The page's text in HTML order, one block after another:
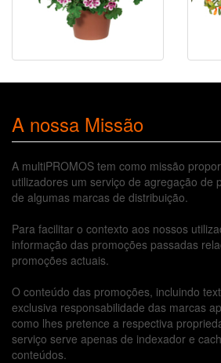
A nossa Missão
A multiPROMOS tem como missão
utilizadores um serviço de agregação de
de algumas marcas de distribuição.
Para facilitar o contexto aos nossos
informação das promoções passadas
promoções actuais.
O conteúdo das promoções, incluindo
exclusiva responsabilidade das marcas
como lhes pretence a respectiva
serviço serve apenas de indexador e
conteúdos.